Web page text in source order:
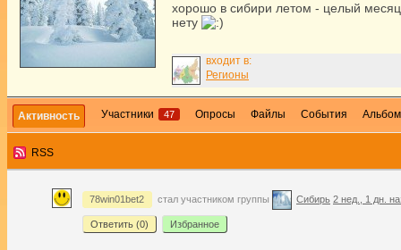
хорошо в сибири летом - целый месяц
нету
входит в:
Регионы
Активность Участники 47 Опросы Файлы События Альбом
RSS
78win01bet2 стал участником группы Сибирь 2 нед., 1 дн.
Ответить (0) Избранное